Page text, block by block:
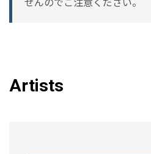
せんのでご注意ください。
Artists